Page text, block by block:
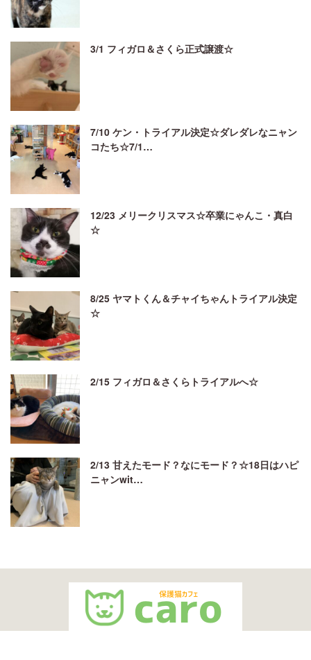
3/1 フィガロ＆さくら正式譲渡☆
7/10 ケン・トライアル決定☆ダレダレなニャン
コたち☆7/1…
12/23 メリークリスマス☆卒業にゃんこ・真白
☆
8/25 ヤマトくん＆チャイちゃんトライアル決定
☆
2/15 フィガロ＆さくらトライアルへ☆
2/13 甘えたモード？なにモード？☆18日はハピ
ニャンwit…